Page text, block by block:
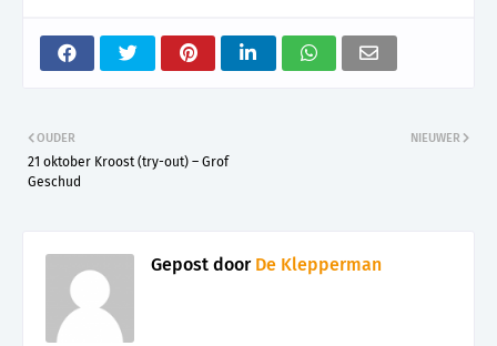
NIEUWER
OUDER
21 oktober Kroost (try-out) – Grof
Geschud
Gepost doorDe Klepperman